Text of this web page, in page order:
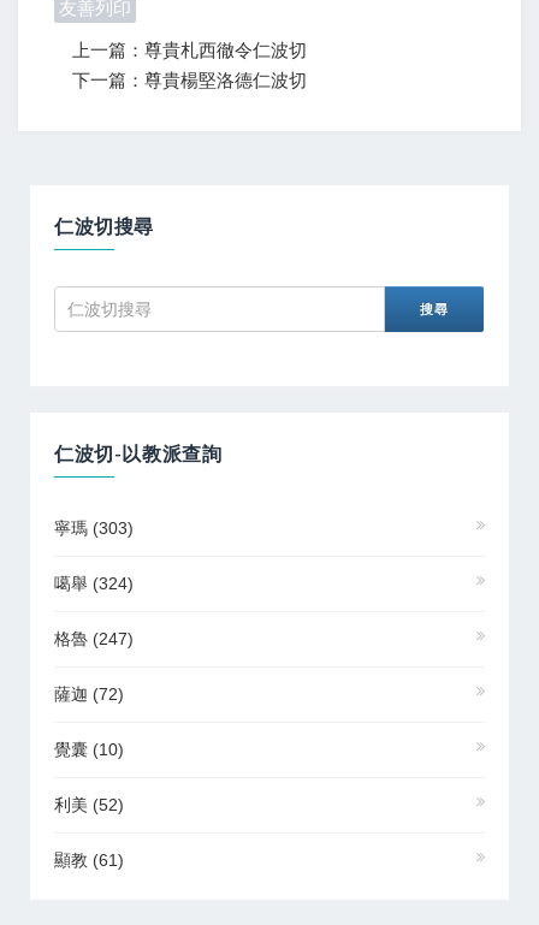
友善列印
上一篇：尊貴札西徹令仁波切
下一篇：尊貴楊堅洛德仁波切
仁波切搜尋
仁波切-以教派查詢
寧瑪 (303)
噶舉 (324)
格魯 (247)
薩迦 (72)
覺囊 (10)
利美 (52)
顯教 (61)